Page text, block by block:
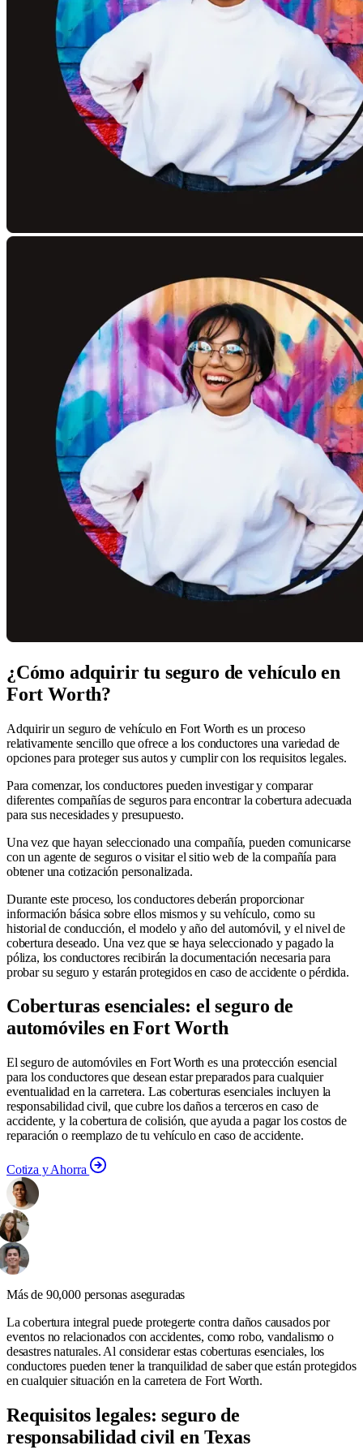
¿Cómo adquirir tu seguro de vehículo en
Fort Worth?
Adquirir un seguro de vehículo en Fort Worth es un proceso
relativamente sencillo que ofrece a los conductores una variedad de
opciones para proteger sus autos y cumplir con los requisitos legales.
Para comenzar, los conductores pueden investigar y comparar
diferentes compañías de seguros para encontrar la cobertura adecuada
para sus necesidades y presupuesto.
Una vez que hayan seleccionado una compañía, pueden comunicarse
con un agente de seguros o visitar el sitio web de la compañía para
obtener una cotización personalizada.
Durante este proceso, los conductores deberán proporcionar
información básica sobre ellos mismos y su vehículo, como su
historial de conducción, el modelo y año del automóvil, y el nivel de
cobertura deseado. Una vez que se haya seleccionado y pagado la
póliza, los conductores recibirán la documentación necesaria para
probar su seguro y estarán protegidos en caso de accidente o pérdida.
Coberturas esenciales: el seguro de
automóviles en Fort Worth
El seguro de automóviles en Fort Worth es una protección esencial
para los conductores que desean estar preparados para cualquier
eventualidad en la carretera. Las coberturas esenciales incluyen la
responsabilidad civil, que cubre los daños a terceros en caso de
accidente, y la cobertura de colisión, que ayuda a pagar los costos de
reparación o reemplazo de tu vehículo en caso de accidente.
Cotiza y Ahorra
Más de 90,000 personas aseguradas
La cobertura integral puede protegerte contra daños causados por
eventos no relacionados con accidentes, como robo, vandalismo o
desastres naturales. Al considerar estas coberturas esenciales, los
conductores pueden tener la tranquilidad de saber que están protegidos
en cualquier situación en la carretera de Fort Worth.
Requisitos legales: seguro de
responsabilidad civil en Texas